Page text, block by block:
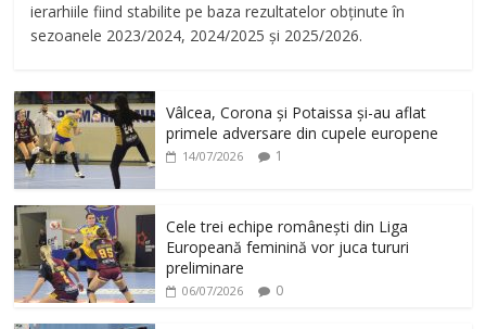
ierarhiile fiind stabilite pe baza rezultatelor obținute în
sezoanele 2023/2024, 2024/2025 și 2025/2026.
Vâlcea, Corona și Potaissa și-au aflat
primele adversare din cupele europene
14/07/2026 1
Cele trei echipe românești din Liga
Europeană feminină vor juca tururi
preliminare
06/07/2026 0